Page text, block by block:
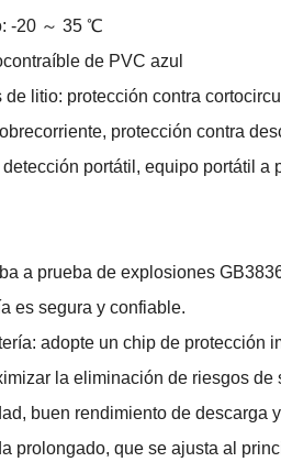
-20 ～ 35 ℃
de PVC azul
litio: protección contra
protección contra
portátil, equipo portátil a
a prueba de explosiones
es segura y confiable.
adopte un chip de protección
la eliminación de riesgos de
buen rendimiento de descarga
prolongado, que se ajusta al